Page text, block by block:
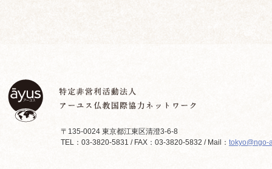
〒135-0024 東京都江東区清澄3-6-8
TEL：03-3820-5831 / FAX：03-3820-5832 / Mail： tokyo@ngo-